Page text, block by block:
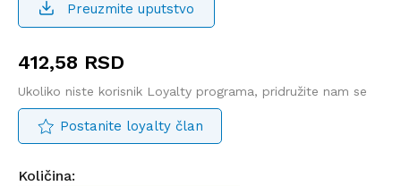
Preuzmite uputstvo
412,58 RSD
Ukoliko niste korisnik Loyalty programa, pridružite nam se
Postanite loyalty član
Količina: